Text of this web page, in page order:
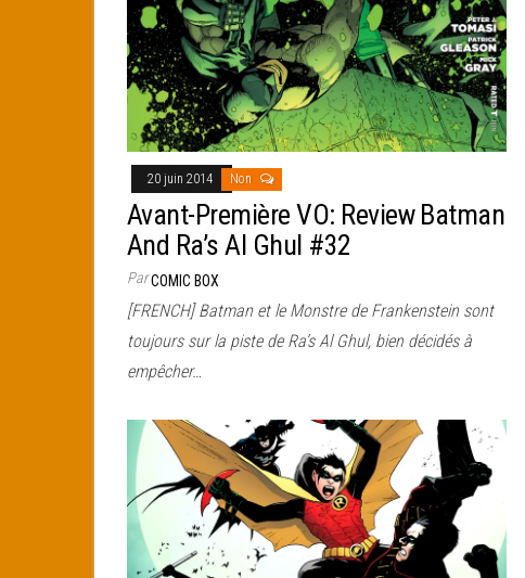
20 juin 2014 Non
Avant-Première VO: Review Batman
And Ra’s Al Ghul #32
ParCOMIC BOX
[FRENCH] Batman et le Monstre de Frankenstein sont
toujours sur la piste de Ra’s Al Ghul, bien décidés à
empêcher…